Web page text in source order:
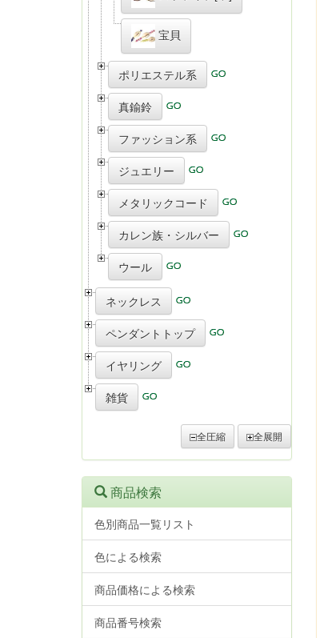
宝貝
ポリエステル系
真鍮鈴
ファッション系
ジュエリー
メタリックコード
カレン族・シルバー
ウール
ネックレス
ペンダントトップ
イヤリング
雑貨
全圧縮 全展開
商品検索
色別商品一覧リスト
色による検索
商品価格による検索
商品番号検索